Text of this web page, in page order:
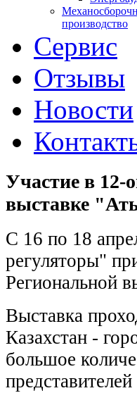
производство
Сервис
Отзывы
Новости
Участие в 12-
выставке
C 16 по 18
регуляторы"
Региональной
Выставка
Казахстан -
большое